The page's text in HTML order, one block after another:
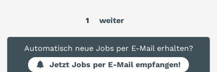
1 weiter
Automatisch neue Jobs per E-Mail erhalten?
Jetzt Jobs per E-Mail empfangen!